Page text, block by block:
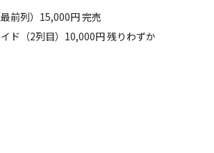
前列）15,000円 完売
ド（2列目）10,000円 残りわずか